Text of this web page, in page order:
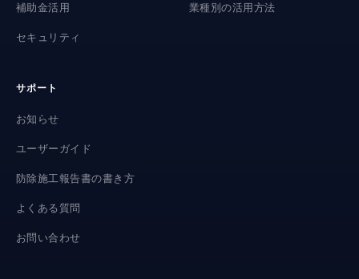
補助金活用
セキュリティ
業種別の活用方法
サポート
お知らせ
ユーザーガイド
防除施工報告書の書き方
よくある質問
お問い合わせ